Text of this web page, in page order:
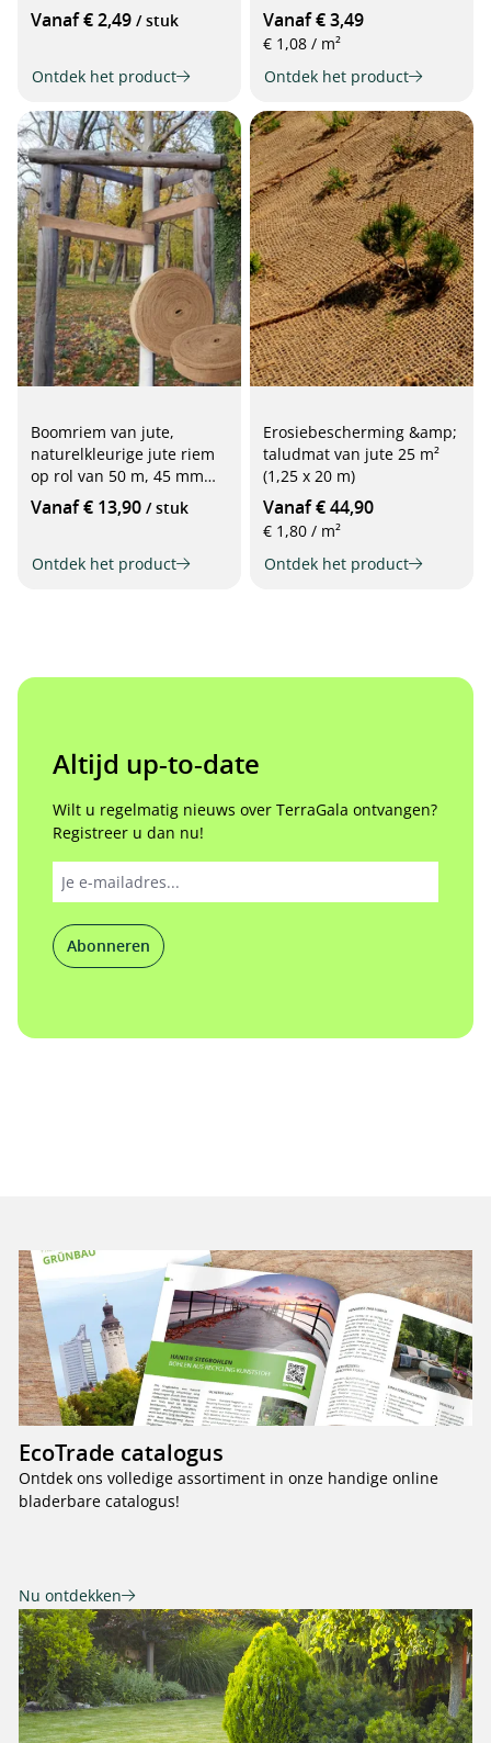
Vanaf € 2,49 / stuk
Ontdek het product
Vanaf € 3,49
€ 1,08 / m²
Ontdek het product
Boomriem van jute,
naturelkleurige jute riem
op rol van 50 m, 45 mm
breed
Vanaf € 13,90 / stuk
Ontdek het product
Erosiebescherming &amp;
taludmat van jute 25 m²
(1,25 x 20 m)
Vanaf € 44,90
€ 1,80 / m²
Ontdek het product
Altijd up-to-date
Wilt u regelmatig nieuws over TerraGala ontvangen?
Registreer u dan nu!
Abonneren
EcoTrade catalogus
Ontdek ons volledige assortiment in onze handige online
bladerbare catalogus!
Nu ontdekken